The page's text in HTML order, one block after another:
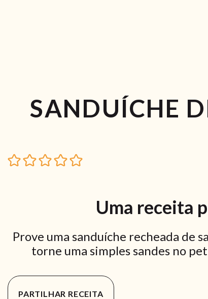
SANDUÍCHE
Uma receita
Prove uma sanduíche recheada de
torne uma simples sandes no
PARTILHAR RECEITA